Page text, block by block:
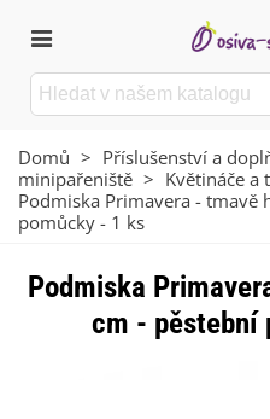
Domů > Příslušenství a
minipařeniště > Květináče a
Podmiska Primavera - tmavě
pomůcky - 1 ks
Podmiska
cm - pěstební